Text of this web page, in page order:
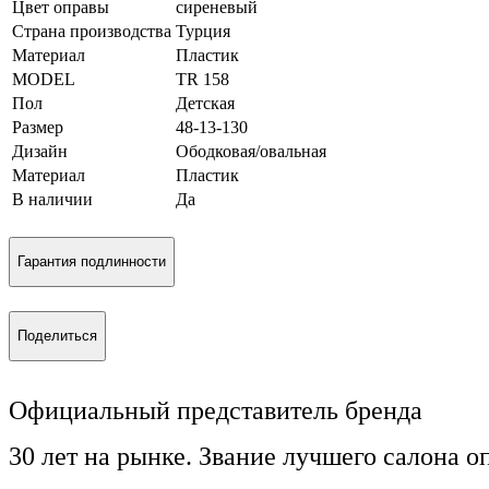
Цвет оправы
сиреневый
Страна производства Турция
Материал
Пластик
MODEL
TR 158
Пол
Детская
Размер
48-13-130
Дизайн
Ободковая/овальная
Материал
Пластик
В наличии
Да
Гарантия подлинности
Поделиться
Официальный представитель бренда
30 лет на рынке. Звание лучшего салона